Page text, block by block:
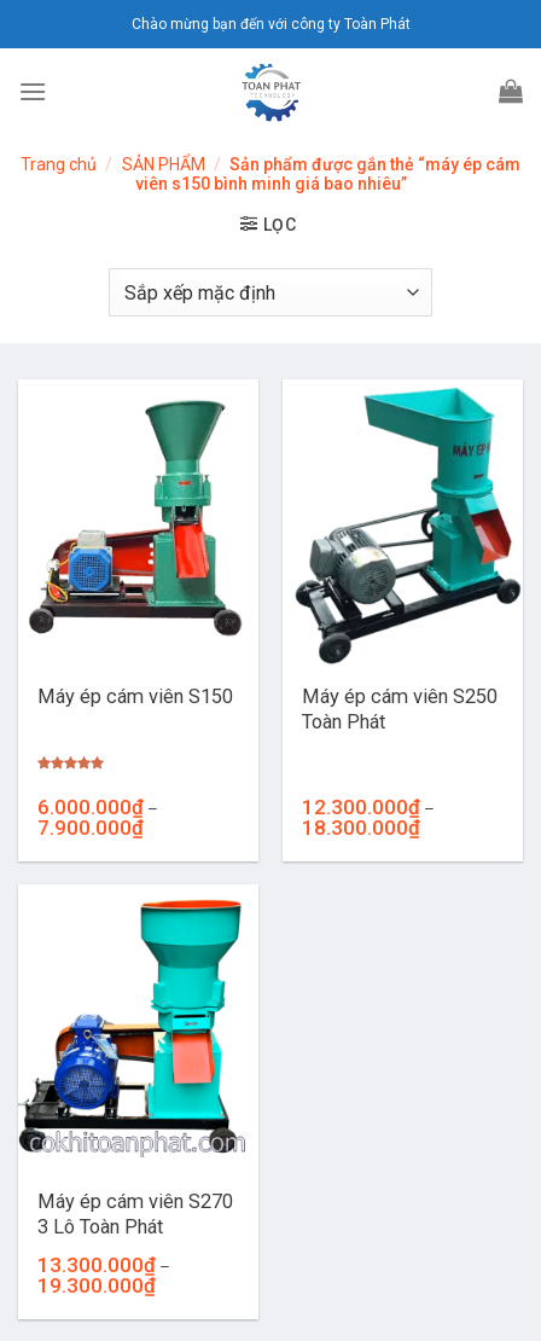
đến
dung
Chào mừng bạn đến với công ty Toàn Phát
Trang chủ / SẢN PHẨM / Sản phẩm được gắn thẻ “máy ép cám
viên s150 bình minh giá bao nhiêu”
LỌC
Máy ép cám viên S150
5 sao
6.000.000₫ –
7.900.000₫Khoảng
7.900.000₫
Máy ép cám viên S250
Toàn Phát
12.300.000₫ –
18.300.000₫Khoảng
Máy ép cám viên S270
3 Lô Toàn Phát
13.300.000₫ –
19.300.000₫Khoảng